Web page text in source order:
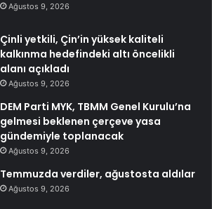
Ağustos 9, 2026
Çinli yetkili, Çin’in yüksek kaliteli
kalkınma hedefindeki altı öncelikli
alanı açıkladı
Ağustos 9, 2026
DEM Parti MYK, TBMM Genel Kurulu’na
gelmesi beklenen çerçeve yasa
gündemiyle toplanacak
Ağustos 9, 2026
Temmuzda verdiler, ağustosta aldılar
Ağustos 9, 2026